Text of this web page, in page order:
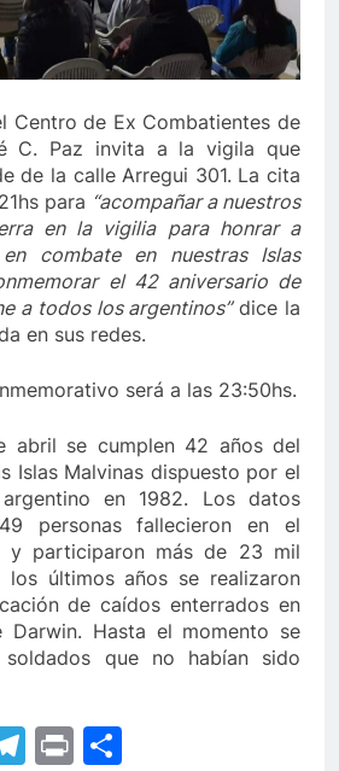
Centro de Ex Combatientes de
C. Paz invita a la vigila que
de la calle Arregui 301. La cita
para “acompañar a nuestros
en la vigilia para honrar a
combate en nuestras Islas
el 42 aniversario de
a todos los argentinos”dice la
en sus redes.
será a las 23:50hs.
abril se cumplen 42 años del
Islas Malvinas dispuesto por el
en 1982. Los datos
personas fallecieron en el
y participaron más de 23 mil
los últimos años se realizaron
de caídos enterrados en
Darwin. Hasta el momento se
soldados que no habían sido
Telegram
Print